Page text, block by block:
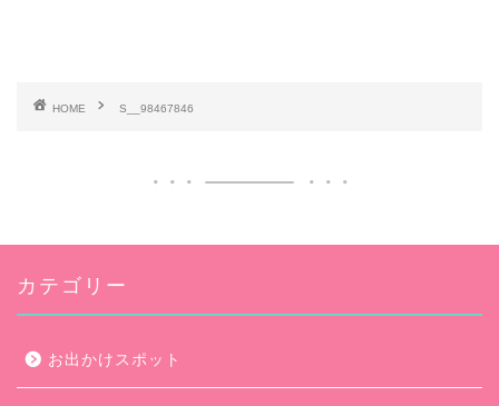
HOME S__98467846
カテゴリー
お出かけスポット